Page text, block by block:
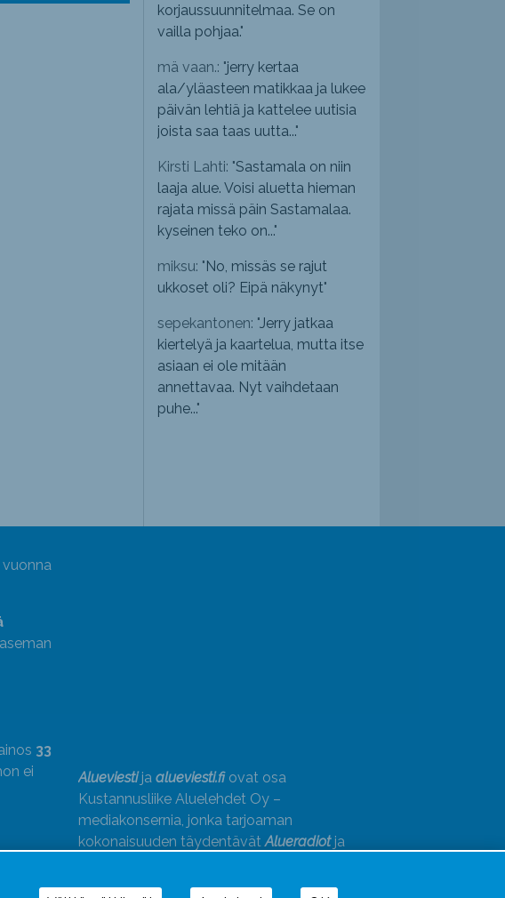
korjaussuunnitelmaa. Se on
vailla pohjaa."
mä vaan.: "jerry kertaa
ala/yläasteen matikkaa ja lukee
päivän lehtiä ja kattelee uutisia
joista saa taas uutta..."
Kirsti Lahti: "Sastamala on niin
laaja alue. Voisi aluetta hieman
rajata missä päin Sastamalaa.
kyseinen teko on..."
miksu: " No, missäs se rajut
ukkoset oli? Eipä näkynyt"
sepekantonen: "Jerry jatkaa
kiertelyä ja kaartelua, mutta itse
asiaan ei ole mitään
annettavaa. Nyt vaihdetaan
puhe..."
33
ei
Alueviestija alueviesti.fiovat osa
Kustannusliike Aluelehdet Oy –
mediakonsernia, jonka tarjoaman
kokonaisuuden täydentävätAlueradiotja